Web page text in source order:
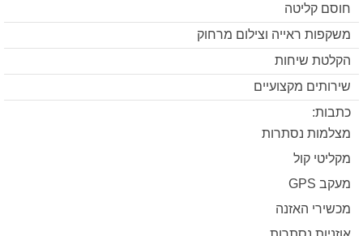
חוסם קליטה
משקפות ראייה וצילום מרחוק
הקלטת שיחות
שירותים מקצועיים
כתבות:
מצלמות נסתרות
מקליטי קול
מעקב GPS
מכשירי האזנה